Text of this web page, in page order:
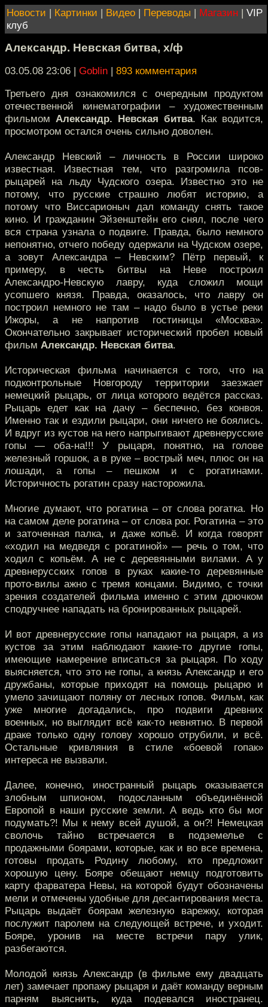
Новости | Картинки | Видео | Переводы | Магазин | VIP
клуб
Александр. Невская битва, х/ф
03.05.08 23:06 | Goblin | 893 комментария
Третьего дня ознакомился с очередным продуктом
отечественной кинематографии – художественным
фильмом Александр. Невская битва. Как водится,
просмотром остался очень сильно доволен.
Александр Невский – личность в России широко
известная. Известная тем, что разгромила псов-
рыцарей на льду Чудского озера. Известно это не
потому, что русские страшно любят историю, а
потому что Виссарионыч дал команду снять такое
кино. И гражданин Эйзенштейн его снял, после чего
вся страна узнала о подвиге. Правда, было немного
непонятно, отчего победу одержали на Чудском озере,
а зовут Александра – Невским? Пётр первый, к
примеру, в честь битвы на Неве построил
Александро-Невскую лавру, куда сложил мощи
усопшего князя. Правда, оказалось, что лавру он
построил немного не там – надо было в устье реки
Ижоры, а не напротив гостиницы «Москва».
Окончательно закрывает исторический пробел новый
фильм Александр. Невская битва.
Историческая фильма начинается с того, что на
подконтрольные Новгороду территории заезжает
немецкий рыцарь, от лица которого ведётся рассказ.
Рыцарь едет как на дачу – беспечно, без конвоя.
Именно так и ездили рыцари, они ничего не боялись.
И вдруг из кустов на него напрыгивают древнерусские
гопы — оба-на!!! У рыцаря, понятно, на голове
железный горшок, а в руке – вострый меч, плюс он на
лошади, а гопы – пешком и с рогатинами.
Историчность рогатин сразу насторожила.
Многие думают, что рогатина – от слова рогатка. Но
на самом деле рогатина – от слова рог. Рогатина – это
и заточенная палка, и даже копьё. И когда говорят
«ходил на медведя с рогатиной» — речь о том, что
ходил с копьём. А не с деревянными вилами. А у
древнерусских гопов в руках какие-то деревянные
прото-вилы ажно с тремя концами. Видимо, с точки
зрения создателей фильма именно с этим дрючком
сподручнее нападать на бронированных рыцарей.
И вот древнерусские гопы нападают на рыцаря, а из
кустов за этим наблюдают какие-то другие гопы,
имеющие намерение вписаться за рыцаря. По ходу
выясняется, что это не гопы, а князь Александр и его
дружбаны, которые приходят на помощь рыцарю и
умело зачищают поляну от лесных гопов. Фильм, как
уже многие догадались, про подвиги древних
военных, но выглядит всё как-то невнятно. В первой
драке только одну голову хорошо отрубили, и всё.
Остальные кривляния в стиле «боевой гопак»
интереса не вызвали.
Далее, конечно, иностранный рыцарь оказывается
злобным шпионом, подосланным объединённой
Европой в наши русские земли. А ведь кто бы мог
подумать?! Мы к нему всей душой, а он?! Немецкая
сволочь тайно встречается в подземелье с
продажными боярами, которые, как и во все времена,
готовы продать Родину любому, кто предложит
хорошую цену. Бояре обещают немцу подготовить
карту фарватера Невы, на которой будут обозначены
мели и отмечены удобные для десантирования места.
Рыцарь выдаёт боярам железную варежку, которая
послужит паролем на следующей встрече, и уходит.
Бояре, уронив на месте встречи пару улик,
разбегаются.
Молодой князь Александр (в фильме ему двадцать
лет) замечает пропажу рыцаря и даёт команду верным
парням выяснить, куда подевался иностранец.